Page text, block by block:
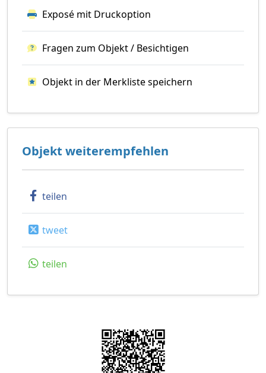
Exposé mit Druckoption
Fragen zum Objekt / Besichtigen
Objekt in der Merkliste speichern
Objekt weiterempfehlen
teilen
tweet
teilen